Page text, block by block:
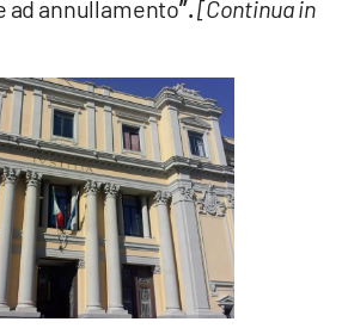
ad annullamento”.[Continua in